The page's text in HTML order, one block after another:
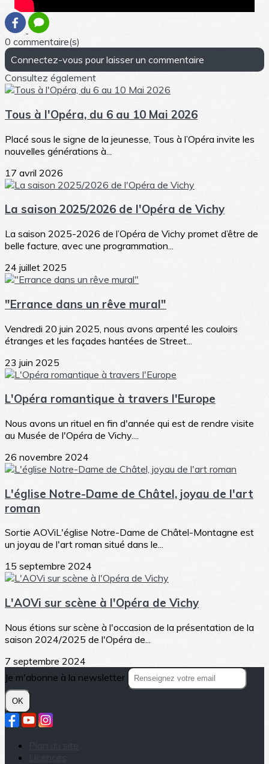
0 commentaire(s)
Connectez-vous pour laisser un commentaire
Consultez également
Tous à l'Opéra, du 6 au 10 Mai 2026
Placé sous le signe de la jeunesse, Tous à l’Opéra invite les
nouvelles générations à...
17 avril 2026
La saison 2025/2026 de l'Opéra de Vichy
La saison 2025-2026 de l’Opéra de Vichy promet d’être de
belle facture, avec une programmation...
24 juillet 2025
"Errance dans un rêve mural"
Vendredi 20 juin 2025, nous avons arpenté les couloirs
étranges et les façades hantées de Street...
23 juin 2025
L'Opéra romantique à travers l'Europe
Nous avons un rituel en fin d'année qui est de rendre visite
au Musée de l'Opéra de Vichy....
26 novembre 2024
L'église Notre-Dame de Châtel, joyau de l'art
roman
Sortie AOViL'église Notre-Dame de Châtel-Montagne est
un joyau de l'art roman situé dans le...
15 septembre 2024
L'AOVi sur scène à l'Opéra de Vichy
Nous étions sur scène à l'occasion de la présentation de la
saison 2024/2025 de l'Opéra de...
7 septembre 2024
Je m'abonne à la newsletter
OK